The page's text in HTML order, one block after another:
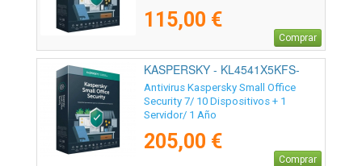
115,00 €
Comprar
KASPERSKY - KL4541X5KFS-
20ES
Antivirus Kaspersky Small Office
Security 7/ 10 Dispositivos + 1
Servidor/ 1 Año
205,00 €
Comprar